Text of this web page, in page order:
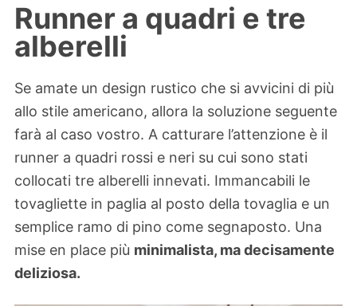
Runner a quadri e tre
alberelli
Se amate un design rustico che si avvicini di più
allo stile americano, allora la soluzione seguente
farà al caso vostro. A catturare l’attenzione è il
runner a quadri rossi e neri su cui sono stati
collocati tre alberelli innevati. Immancabili le
tovagliette in paglia al posto della tovaglia e un
semplice ramo di pino come segnaposto. Una
mise en place più minimalista, ma decisamente
deliziosa.